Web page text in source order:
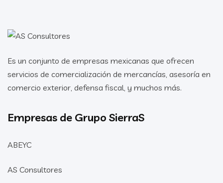
Es un conjunto de empresas mexicanas que ofrecen
servicios de comercialización de mercancías, asesoría en
comercio exterior, defensa fiscal, y muchos más.
Empresas de Grupo SierraS
ABEYC
AS Consultores